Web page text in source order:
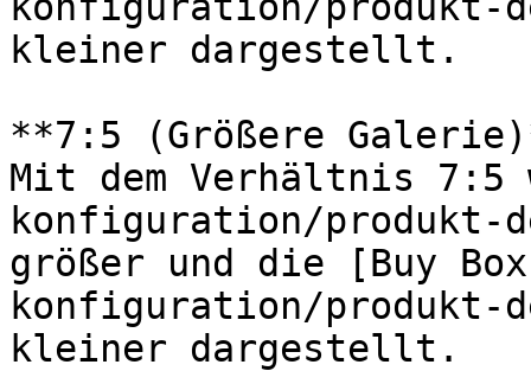
kleiner dargestellt.
**7:5 (Größere
Mit dem Verhältnis
konfiguration/
größer und die [Buy
konfiguration/produkt-
kleiner dargestellt.